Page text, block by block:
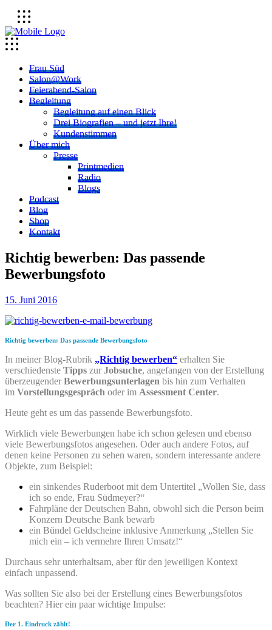
Frau Süd
Salon@Work
Feierabend-Salon
Begleitung
Begleitung auf einen Blick
Drei Biografien – und jetzt Ihre!
Kundenstimmen
Über mich
Presse
Printmedien
Radio
Blogs
Podcast
Blog
Shop
Kontakt
Richtig bewerben: Das passende
Bewerbungsfoto
15. Juni 2016
Richtig bewerben: Das passende Bewerbungsfoto
In meiner Blog-Rubrik „Richtig bewerben“ erhalten Sie
verschiedenste Tipps zur Jobsuche, angefangen von der Erstellung
überzeugender Bewerbungsunterlagen bis hin zum Verhalten
im Vorstellungsgespräch oder im Assessment Center.
Heute geht es um das passende Bewerbungsfoto.
Wirklich viele Bewerbungen habe ich schon gelesen und ebenso
viele Bewerbungsfotos angesehen. Oder auch andere Fotos, auf
denen keine Personen zu sehen waren, sondern interessante andere
Objekte, zum Beispiel:
ein sinkendes Ruderboot mit dem Untertitel „Wollen Sie, dass
ich so ende, Frau Südmeyer?“
Fahrpläne der Deutschen Bahn, obwohl sich die Person beim
Konzern Deutsche Bank bewarb
ein Bündel Geldscheine inklusive Anmerkung „Stellen Sie
mich ein – ich vermehre Ihren Umsatz!“
Durchaus sehr unterhaltsam, aber für den jeweiligen Kontext
einfach unpassend.
Was sollten Sie also bei der Erstellung eines Bewerbungsfotos
beachten? Hier ein paar wichtige Impulse:
Der 1. Eindruck zählt!